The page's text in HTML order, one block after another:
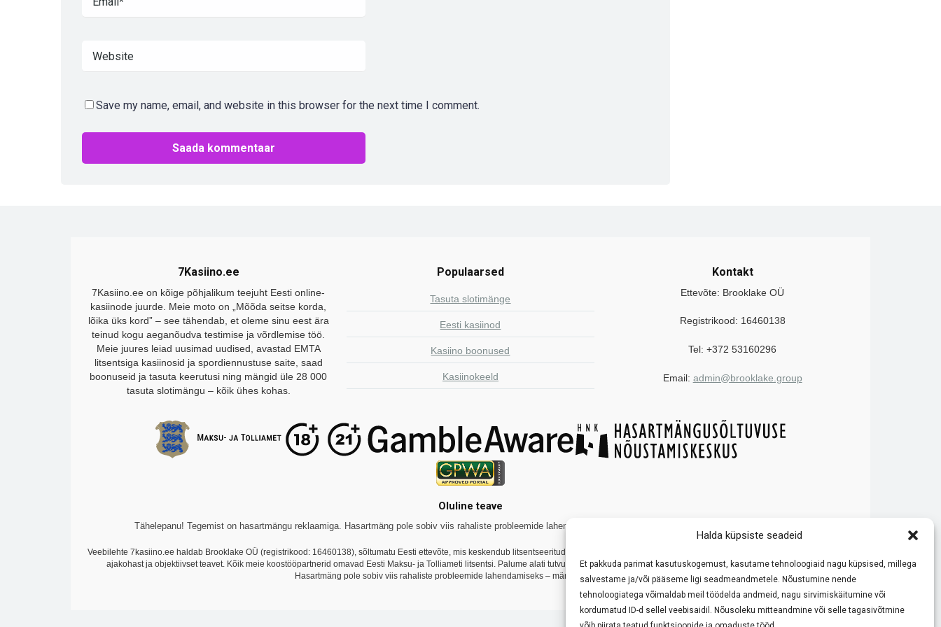
Halda küpsiste seadeid
Et pakkuda parimat kasutuskogemust, kasutame tehnoloogiaid nagu küpsised, millega
salvestame ja/või pääseme ligi seadmeandmetele. Nõustumine nende
tehnoloogiatega võimaldab meil töödelda andmeid, nagu sirvimiskäitumine või
kordumatud ID-d sellel veebisaidil. Nõusoleku mitteandmine või selle tagasivõtmine
Save my name, email, and website in this browser for the next time I comment.
7Kasiino.ee
7Kasiino.ee on kõige põhjalikum teejuht Eesti online-
kasiinode juurde. Meie moto on „Mõõda seitse korda,
lõika üks kord” – see tähendab, et oleme sinu eest ära
teinud kogu aeganõudva testimise ja võrdlemise töö.
Meie juures leiad uusimad uudised, avastad EMTA
litsentsiga kasiinosid ja spordiennustuse saite, saad
boonuseid ja tasuta keerutusi ning mängid üle 28 000
tasuta slotimängu – kõik ühes kohas.
Populaarsed
Tasuta slotimänge
Eesti kasiinod
Kasiino boonused
Kasiinokeeld
Kontakt
Ettevõte: Brooklake OÜ
Registrikood: 16460138
Tel: +372 53160296
Email: admin@brooklake.group
Oluline teave
Tähelepanu! Tegemist on hasartmängu reklaamiga. Hasartmäng pole sobiv viis rahaliste probleemide lahendamiseks. Tutvuge reeglitega ja käituge vastutustundlikult!
Veebilehte 7kasiino.ee haldab Brooklake OÜ (registrikood: 16460138), sõltumatu Eesti ettevõte, mis keskendub litsentseeritud online-kasiinode võrdlemisele ja tutvustamisele. Meie eesmärk on pakkuda
ajakohast ja objektiivset teavet. Kõik meie koostööpartnerid omavad Eesti Maksu- ja Tolliameti litsentsi. Palume alati tutvuda konkreetse kasiino reeglite ja boonustingimustega enne mängimist.
Hasartmäng pole sobiv viis rahaliste probleemide lahendamiseks – mängi vastutustundlikult.